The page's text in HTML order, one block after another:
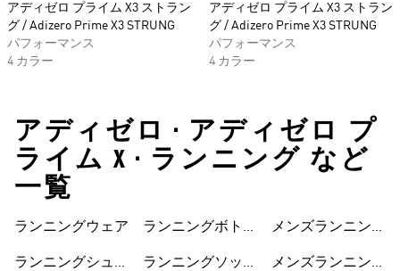
アディゼロ プライム X3 ストラン
グ / Adizero Prime X3 STRUNG
パフォーマンス
4 カラー
アディゼロ プライム X3 ストラン
グ / Adizero Prime X3 STRUNG
パフォーマンス
4 カラー
アディゼロ • アディゼロ プ
ライム X • ランニング など
一覧
ランニングウェア
ランニングシュー
ランニングボトム
ランニングソック
メンズランニング
メンズランニング